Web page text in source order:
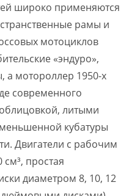
широко применяются
рамы и
мотоциклов
«эндуро»,
а мотороллер 1950-х
современного
облицовкой, литыми
кубатуры
Двигатели с рабочим
простая
диаметром 8, 10, 12